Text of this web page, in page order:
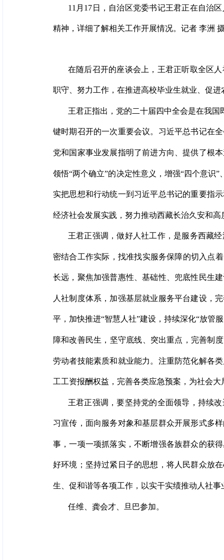
11月17日，自治区党委书记王君正在自治
精神，详细了解相关工作开展情况。记者 李洲
在随后召开的座谈会上，王君正听取全区
职守、努力工作，在推进高校毕业生就业、促
王君正指出，党的二十届四中全会是在我
键时期召开的一次重要会议。习近平总书记在
党和国家事业发展指明了前进方向、提供了根
领悟“两个确立”的决定性意义，增强“四个意识
实把思想和行动统一到习近平总书记的重要指
经济社会发展实践，努力推动西藏长治久安和高
王君正强调，做好人社工作，是服务西藏
密结合工作实际，找准找实服务保障的切入点
长远，聚焦加强普惠性、基础性、兜底性民生
人社制度体系，加强基层就业服务平台建设，
平，加快推进“智慧人社”建设，持续深化“放管
障和改善民生，坚守底线、突出重点，完善制
劳动者技能素质和就业能力。注重防范化解各
工工资报酬权益，完善各类应急预案，为社会
王君正强调，要坚持党的全面领导，持续
习宣传，面向服务对象和基层群众开展形式多
事，一项一项抓落实，不断增强各族群众的获
好环境；坚持过紧日子的思想，将人民群众放
生、促和谐等各项工作，以实干实绩推动人社事
任维、龚会才、旦巴参加。